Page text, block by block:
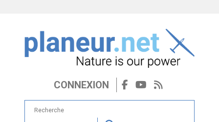
CONNEXION